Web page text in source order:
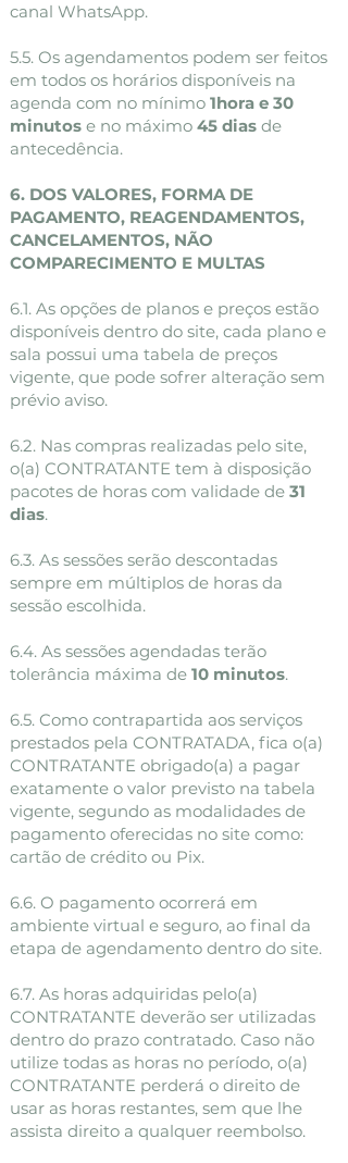
canal WhatsApp.
5.5. Os agendamentos podem ser feitos
em todos os horários disponíveis na
agenda com no mínimo 1hora e 30
minutos e no máximo 45 dias de
antecedência.
6. DOS VALORES, FORMA DE
PAGAMENTO, REAGENDAMENTOS,
CANCELAMENTOS, NÃO
COMPARECIMENTO E MULTAS
6.1. As opções de planos e preços estão
disponíveis dentro do site, cada plano e
sala possui uma tabela de preços
vigente, que pode sofrer alteração sem
prévio aviso.
6.2. Nas compras realizadas pelo site,
o(a) CONTRATANTE tem à disposição
pacotes de horas com validade de 31
dias.
6.3. As sessões serão descontadas
sempre em múltiplos de horas da
sessão escolhida.
6.4. As sessões agendadas terão
tolerância máxima de 10 minutos.
6.5. Como contrapartida aos serviços
prestados pela CONTRATADA, fica o(a)
CONTRATANTE obrigado(a) a pagar
exatamente o valor previsto na tabela
vigente, segundo as modalidades de
pagamento oferecidas no site como:
cartão de crédito ou Pix.
6.6. O pagamento ocorrerá em
ambiente virtual e seguro, ao final da
etapa de agendamento dentro do site.
6.7. As horas adquiridas pelo(a)
CONTRATANTE deverão ser utilizadas
dentro do prazo contratado. Caso não
utilize todas as horas no período, o(a)
CONTRATANTE perderá o direito de
usar as horas restantes, sem que lhe
assista direito a qualquer reembolso.